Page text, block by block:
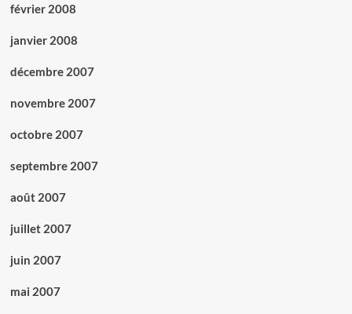
février 2008
janvier 2008
décembre 2007
novembre 2007
octobre 2007
septembre 2007
août 2007
juillet 2007
juin 2007
mai 2007